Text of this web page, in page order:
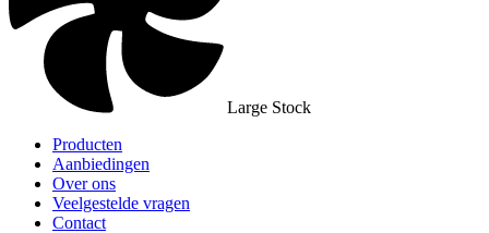
Large Stock
Producten
Aanbiedingen
Over ons
Veelgestelde vragen
Contact